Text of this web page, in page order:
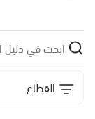
القطاع